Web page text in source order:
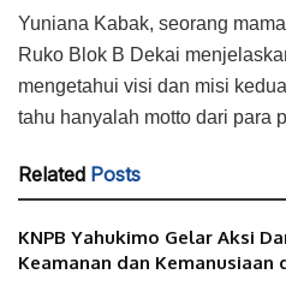
Yuniana Kabak, seorang
Ruko Blok B Dekai
mengetahui visi dan misi
tahu hanyalah motto dari para
Related Posts
KNPB Yahukimo Gelar Aksi
Keamanan dan Kemanusiaan